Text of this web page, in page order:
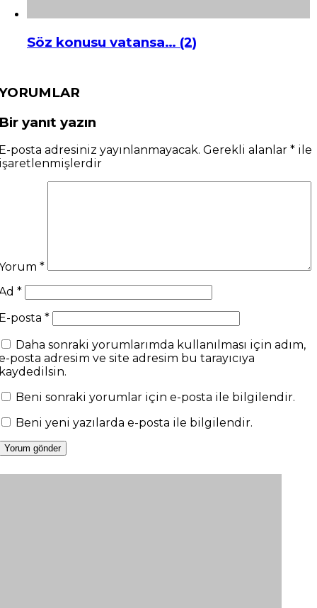
Söz konusu vatansa… (2)
yanıt yazın
posta adresiniz yayınlanmayacak. Gerekli alanlar * ile
*
*
posta *
Daha sonraki yorumlarımda kullanılması için adım,
posta adresim ve site adresim bu tarayıcıya
Beni sonraki yorumlar için e-posta ile bilgilendir.
Beni yeni yazılarda e-posta ile bilgilendir.